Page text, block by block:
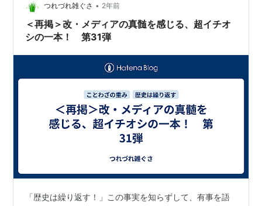
つれづれ雑ぐさ • 2年前
＜再掲＞改・メディアの真髄を感じる、超イチオ
シの一本！ 第31弾
「歴史は繰り返す！」この事実を知らずして、有事を語